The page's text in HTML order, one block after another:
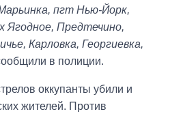
пгт Нью-Йорк,
Ягодное, Предтечино,
Карловка, Георгиевка,
в полиции.
оккупанты убили и
жителей. Против